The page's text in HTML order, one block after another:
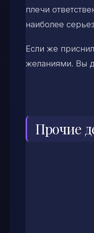
плечи
наиболее
Если же
желаниями. Вы
Прочие